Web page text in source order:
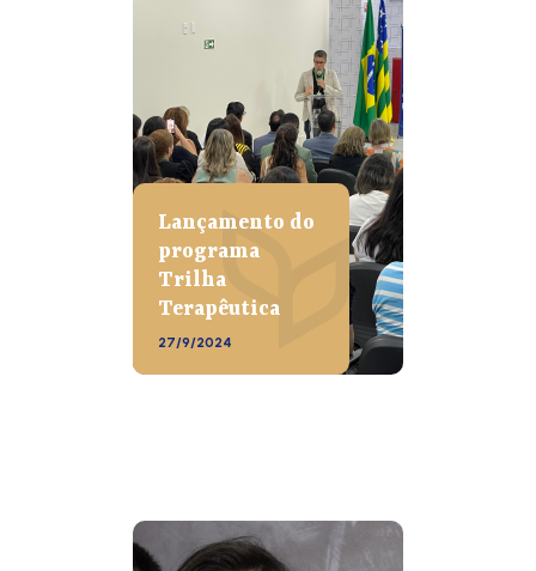
Lançamento do
programa
Trilha
Terapêutica
27/9/2024